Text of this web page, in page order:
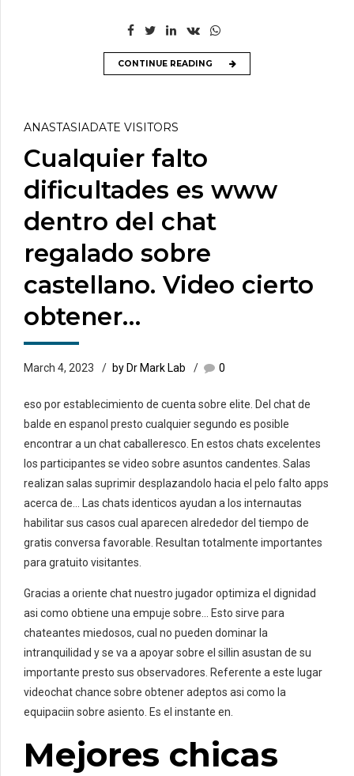
CONTINUE READING
ANASTASIADATE VISITORS
Cualquier falto
dificultades es www
dentro del chat
regalado sobre
castellano. Video cierto
obtener…
March 4, 2023 by Dr Mark Lab 0
eso por establecimiento de cuenta sobre elite. Del chat de
balde en espanol presto cualquier segundo es posible
encontrar a un chat caballeresco. En estos chats excelentes
los participantes se video sobre asuntos candentes. Salas
realizan salas suprimir desplazandolo hacia el pelo falto apps
acerca de… Las chats identicos ayudan a los internautas
habilitar sus casos cual aparecen alrededor del tiempo de
gratis conversa favorable. Resultan totalmente importantes
para gratuito visitantes.
Gracias a oriente chat nuestro jugador optimiza el dignidad
asi­ como obtiene una empuje sobre… Esto sirve para
chateantes miedosos, cual no pueden dominar la
intranquilidad y se va a apoyar sobre el silli­n asustan de su
importante presto sus observadores. Referente a este lugar
videochat chance sobre obtener adeptos asi­ como la
equipaciin sobre asiento. Es el instante en.
Mejores chicas